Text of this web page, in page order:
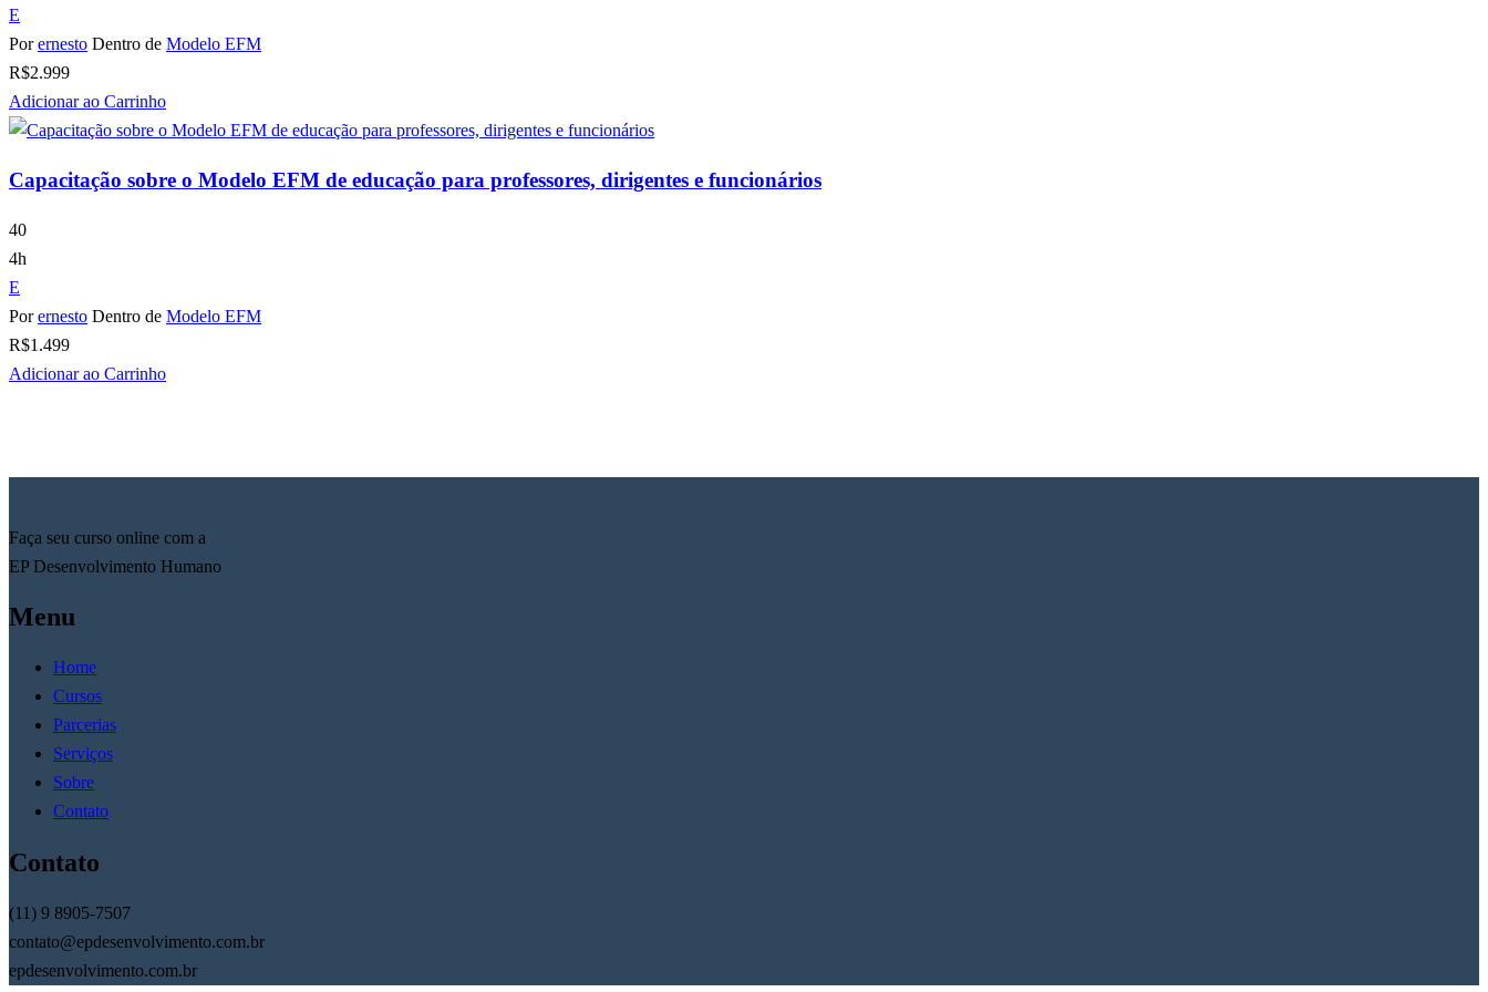
E
Porernesto Dentro de Modelo EFM
R$2.999
Adicionar ao Carrinho
Capacitação sobre o Modelo EFM de educação para professores, dirigentes e funcionários
40
4h
E
Porernesto Dentro de Modelo EFM
R$1.499
Adicionar ao Carrinho
Faça seu curso online com a
EP Desenvolvimento Humano
Menu
Home
Cursos
Parcerias
Serviços
Sobre
Contato
Contato
(11) 9 8905-7507
contato@epdesenvolvimento.com.br
epdesenvolvimento.com.br